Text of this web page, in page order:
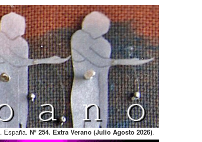
España. Nº 254. Extra Verano (Julio Agosto 2026).